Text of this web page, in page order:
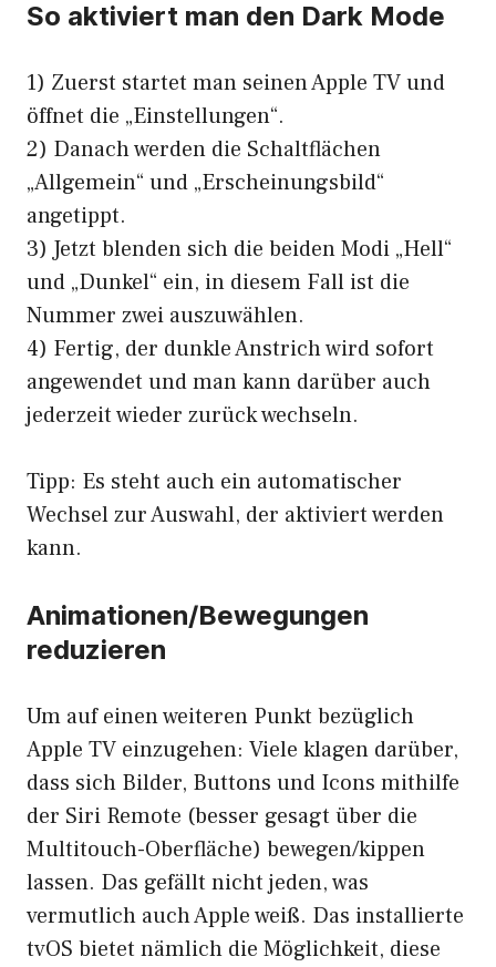
So aktiviert man den Dark Mode
1) Zuerst startet man seinen Apple TV und
öffnet die „Einstellungen“.
2) Danach werden die Schaltflächen
„Allgemein“ und „Erscheinungsbild“
angetippt.
3) Jetzt blenden sich die beiden Modi „Hell“
und „Dunkel“ ein, in diesem Fall ist die
Nummer zwei auszuwählen.
4) Fertig, der dunkle Anstrich wird sofort
angewendet und man kann darüber auch
jederzeit wieder zurück wechseln.
Tipp: Es steht auch ein automatischer
Wechsel zur Auswahl, der aktiviert werden
kann.
Animationen/Bewegungen
reduzieren
Um auf einen weiteren Punkt bezüglich
Apple TV einzugehen: Viele klagen darüber,
dass sich Bilder, Buttons und Icons mithilfe
der Siri Remote (besser gesagt über die
Multitouch-Oberfläche) bewegen/kippen
lassen. Das gefällt nicht jeden, was
vermutlich auch Apple weiß. Das installierte
tvOS bietet nämlich die Möglichkeit, diese